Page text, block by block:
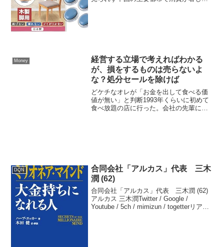
Money
経営する立場で考えればわかる
が、損をするものは売らないよ
な？処分セールを除けば
どケチなオレが「お金を出して食べる価
値が無い」と判断1993年くらいに初めて
食べ放題の店に行った。会社の先輩に連
DQN
合同会社「アルカス」代表 三木
潤 (62)
合同会社「アルカス」代表 三木潤 (62)
アルカス 三木潤Twitter / Google /
Youtube / 5ch / mimizun / togetterリアル